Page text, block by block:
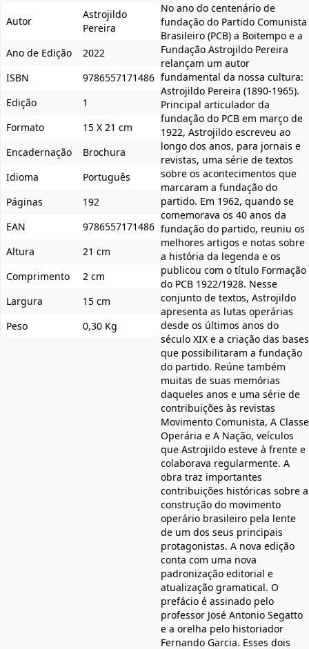
Autor
Astrojildo
Pereira
Ano de Edição
2022
ISBN
9786557171486
Edição
1
Formato
15 X 21 cm
Encadernação
Brochura
Idioma
Português
Páginas
192
EAN
9786557171486
Altura
21 cm
Comprimento
2 cm
Largura
15 cm
Peso
0,30 Kg
No ano do centenário de
fundação do Partido Comunista
Brasileiro (PCB) a Boitempo e a
Fundação Astrojildo Pereira
relançam um autor
fundamental da nossa cultura:
Astrojildo Pereira (1890-1965).
Principal articulador da
fundação do PCB em março de
1922, Astrojildo escreveu ao
longo dos anos, para jornais e
revistas, uma série de textos
sobre os acontecimentos que
marcaram a fundação do
partido. Em 1962, quando se
comemorava os 40 anos da
fundação do partido, reuniu os
melhores artigos e notas sobre
a história da legenda e os
publicou com o título Formação
do PCB 1922/1928. Nesse
conjunto de textos, Astrojildo
apresenta as lutas operárias
desde os últimos anos do
século XIX e a criação das bases
que possibilitaram a fundação
do partido. Reúne também
muitas de suas memórias
daqueles anos e uma série de
contribuições às revistas
Movimento Comunista, A Classe
Operária e A Nação, veículos
que Astrojildo esteve à frente e
colaborava regularmente. A
obra traz importantes
contribuições históricas sobre a
construção do movimento
operário brasileiro pela lente
de um dos seus principais
protagonistas. A nova edição
conta com uma nova
padronização editorial e
atualização gramatical. O
prefácio é assinado pelo
professor José Antonio Segatto
e a orelha pelo historiador
Fernando Garcia. Esses dois